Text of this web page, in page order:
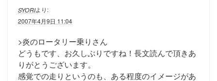
SYORIより:
2007年4月9日 11:04
>炎のロータリー乗りさん
どうもです、お久しぶりですね！長文読んで頂きあ
りがとうございます。
感覚での走りというのも、ある程度のイメージがあ